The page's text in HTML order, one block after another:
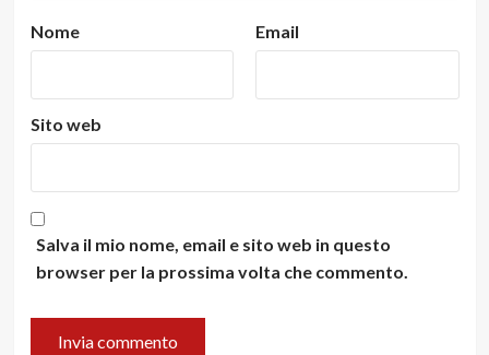
Nome Email
Sito web
Salva il mio nome, email e sito web in questo
browser per la prossima volta che commento.